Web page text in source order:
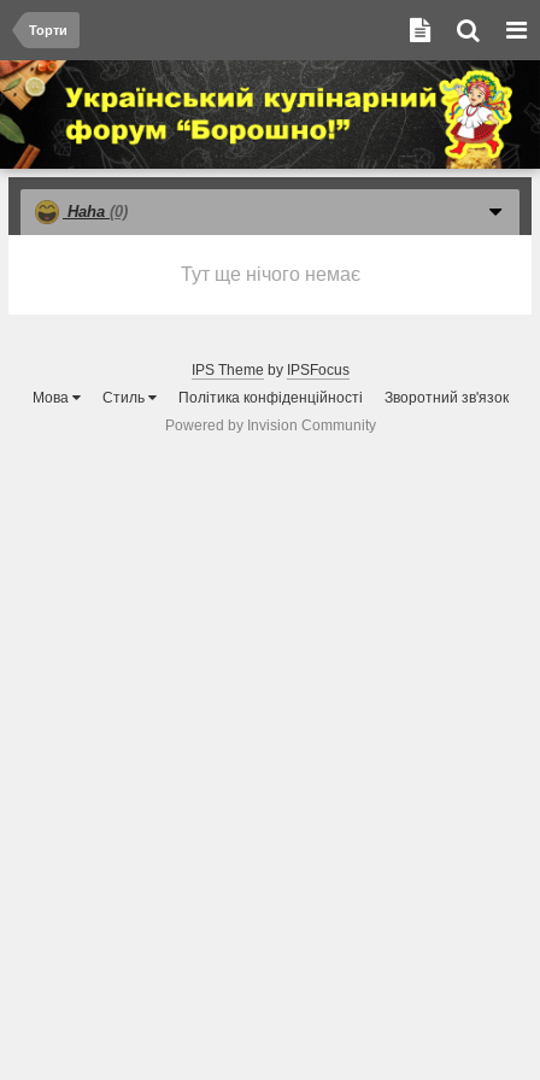
Торти
Haha (0)
Тут ще нічого немає
IPS Theme by IPSFocus
Мова
Стиль Політика конфіденційності
Зворотний зв'язок
Powered by Invision Community